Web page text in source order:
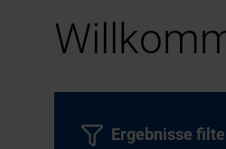
Ergebnisse